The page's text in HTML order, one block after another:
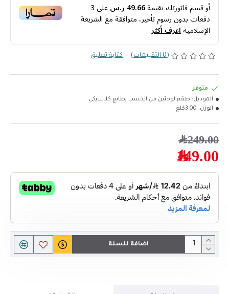
أو قسم فاتورتك بقيمة49.66 ر.س على3
دفعات بدون رسوم تأخير، متوافقة مع الشريعة
الإسلاميةاعرف أكثر
(0 التقييمات) - كتابة تعليق
149.00﷼
249.00﷼
متوفر
الموديل: طقم لوحتين من الخشب بطابع كلاسيكي
الوزن: 3.00كلغ
اضافة للسلة